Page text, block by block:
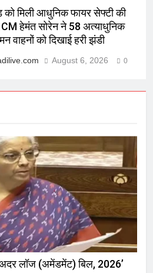
मिली आधुनिक फायर सेफ्टी की
CM हेमंत सोरेन ने 58 अत्याधुनिक
वाहनों को दिखाई हरी झंडी
August 6, 2026 0
लॉज (अमेंडमेंट) बिल, 2026’